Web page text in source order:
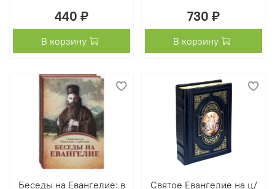
440 ₽
В корзину
730 ₽
В корзину
Беседы на Евангелие: в
Святое Евангелие на ц/